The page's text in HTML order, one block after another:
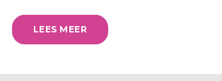
LEES MEER